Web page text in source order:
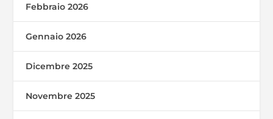
Febbraio 2026
Gennaio 2026
Dicembre 2025
Novembre 2025